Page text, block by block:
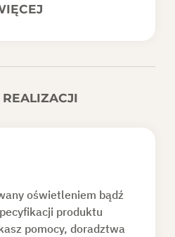
oświetleniem bądź
produktu
pomocy, doradztwa